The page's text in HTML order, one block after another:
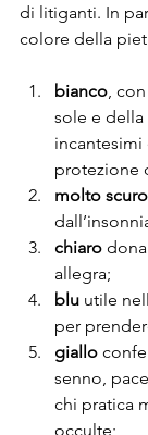
di litiganti. In
colore della
bianco,
sole e della
incantesimi
protezione
molto scuro
chiaro
allegra;
blu utile
per
giallo
senno,
chi pratica
occulte;